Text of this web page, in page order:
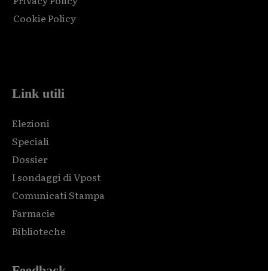
Cookie Policy
Link utili
Elezioni
Speciali
Dossier
I sondaggi di Vpost
Comunicati Stampa
Farmacie
Biblioteche